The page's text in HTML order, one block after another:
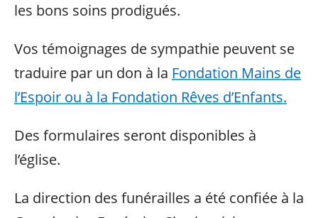
les bons soins prodigués.
Vos témoignages de sympathie peuvent se
traduire par un don à la Fondation Mains de
l’Espoir ou à la Fondation Rêves d’Enfants.
Des formulaires seront disponibles à
l’église.
La direction des funérailles a été confiée à la